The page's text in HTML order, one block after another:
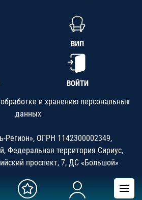
ВИП
ВОЙТИ
и хранению персональных
данных
Регион», ОГРН 1142300002349,
Федеральная территория Сириус,
проспект, 7, ДС «Большой»